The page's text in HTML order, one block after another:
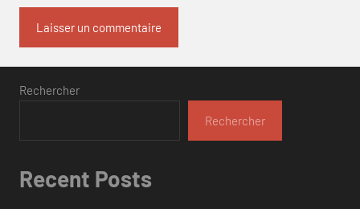
Rechercher
Rechercher
Recent Posts